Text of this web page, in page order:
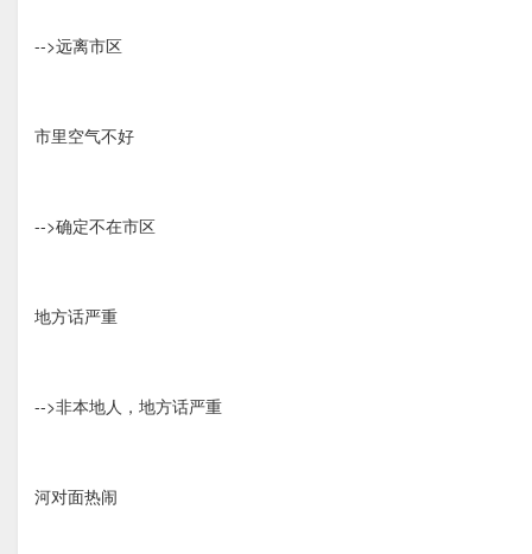
-->远离市区
市里空气不好
-->确定不在市区
地方话严重
-->非本地人，地方话严重
河对面热闹